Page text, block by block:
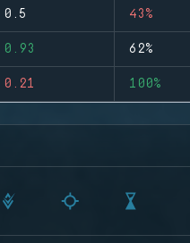
0.5 43%
0.93 62%
0.21 100%